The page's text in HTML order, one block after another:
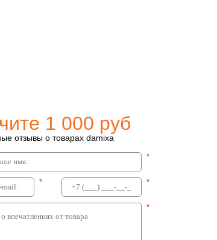
1 000 руб
отзывы о товарах damixa
*
* *
*